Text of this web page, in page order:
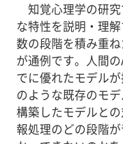
知覚心理学の研
な特性を説明・理
数の段階を積み重
が通例です。人間
でに優れたモデル
のような既存のモ
構築したモデルと
報処理のどの段階